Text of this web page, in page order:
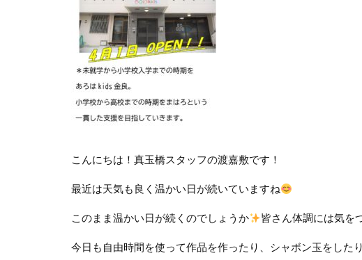
こんにちは！真玉橋スタッフの渡嘉敷です！
最近は天気も良く温かい日が続いていますね
このまま温かい日が続くのでしょうか 皆さん体調には気を
今日も自由時間を使って作品を作ったり、シャボン玉をした